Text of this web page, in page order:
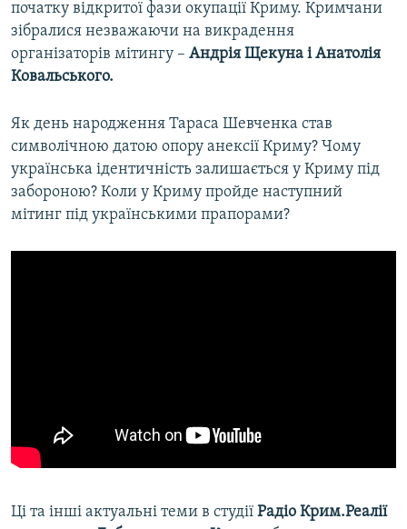
початку відкритої фази окупації Криму. Кримчани
зібралися незважаючи на викрадення
організаторів мітингу – Андрія Щекуна і Анатолія
Ковальського.
Як день народження Тараса Шевченка став
символічною датою опору анексії Криму? Чому
українська ідентичність залишається у Криму під
забороною? Коли у Криму пройде наступний
мітинг під українськими прапорами?
Ці та інші актуальні теми в студії Радіо Крим.Реалії